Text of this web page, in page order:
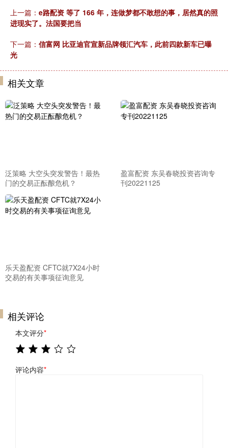
上一篇： e路配资 等了 166 年，连做梦都不敢想的事，居然真的照
进现实了。法国要把当
下一篇： 信富网 比亚迪官宣新品牌领汇汽车，此前四款新车已曝
光
相关文章
泛策略 大空头突发警告！最热
门的交易正酝酿危机？
盈富配资 东吴春晓投资咨询专
刊20221125
乐天盈配资 CFTC就7X24小时
交易的有关事项征询意见
相关评论
本文评分*
评论内容*